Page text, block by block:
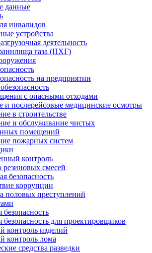
данные
инвалидов
устройства
деятельность
газа (ПХГ)
на предприятии
с опасными отходами
и послерейсовые медицинские осмотры
в строительстве
и обслуживание чистых
помещений
пожарных систем
контроль
резиновых смесей
безопасность
коррупции
половых преступлений
безопасность для проектировщиков
контроль изделий
контроль лома
средства разведки